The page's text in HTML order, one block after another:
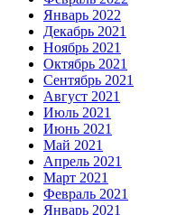
Январь 2022
Декабрь 2021
Ноябрь 2021
Октябрь 2021
Сентябрь 2021
Август 2021
Июль 2021
Июнь 2021
Май 2021
Апрель 2021
Март 2021
Февраль 2021
Январь 2021